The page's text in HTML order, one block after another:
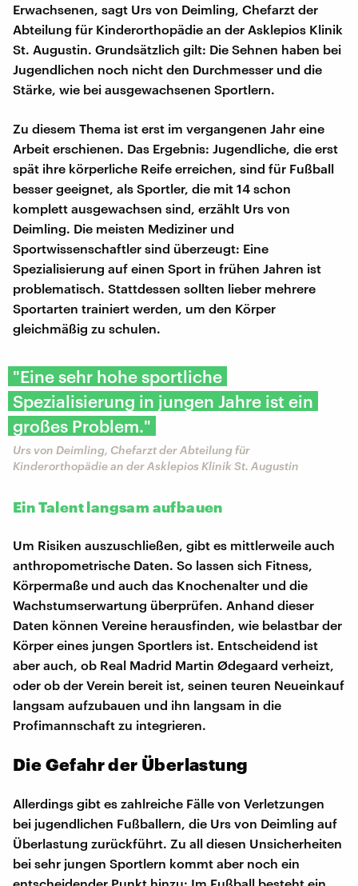
Erwachsenen, sagt Urs von Deimling, Chefarzt der
Abteilung für Kinderorthopädie an der Asklepios Klinik
St. Augustin. Grundsätzlich gilt: Die Sehnen haben bei
Jugendlichen noch nicht den Durchmesser und die
Stärke, wie bei ausgewachsenen Sportlern.
Zu diesem Thema ist erst im vergangenen Jahr eine
Arbeit erschienen. Das Ergebnis: Jugendliche, die erst
spät ihre körperliche Reife erreichen, sind für Fußball
besser geeignet, als Sportler, die mit 14 schon
komplett ausgewachsen sind, erzählt Urs von
Deimling. Die meisten Mediziner und
Sportwissenschaftler sind überzeugt: Eine
Spezialisierung auf einen Sport in frühen Jahren ist
problematisch. Stattdessen sollten lieber mehrere
Sportarten trainiert werden, um den Körper
gleichmäßig zu schulen.
"Eine sehr hohe sportliche
Spezialisierung in jungen Jahre ist ein
großes Problem."
Urs von Deimling, Chefarzt der Abteilung für
Kinderorthopädie an der Asklepios Klinik St. Augustin
Ein Talent langsam aufbauen
Um Risiken auszuschließen, gibt es mittlerweile auch
anthropometrische Daten. So lassen sich Fitness,
Körpermaße und auch das Knochenalter und die
Wachstumserwartung überprüfen. Anhand dieser
Daten können Vereine herausfinden, wie belastbar der
Körper eines jungen Sportlers ist. Entscheidend ist
aber auch, ob Real Madrid Martin Ødegaard verheizt,
oder ob der Verein bereit ist, seinen teuren Neueinkauf
langsam aufzubauen und ihn langsam in die
Profimannschaft zu integrieren.
Die Gefahr der Überlastung
Allerdings gibt es zahlreiche Fälle von Verletzungen
bei jugendlichen Fußballern, die Urs von Deimling auf
Überlastung zurückführt. Zu all diesen Unsicherheiten
bei sehr jungen Sportlern kommt aber noch ein